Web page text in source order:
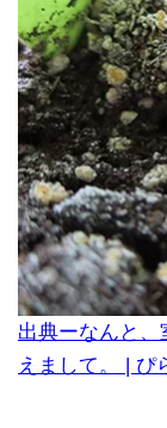
出典ーなんと、
えまして。 | ぴ